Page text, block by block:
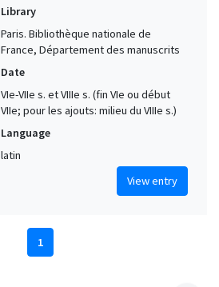
Library
Paris. Bibliothèque nationale de
France, Département des manuscrits
Date
VIe-VIIe s. et VIIIe s. (fin VIe ou début
VIIe; pour les ajouts: milieu du VIIIe s.)
Language
latin
View entry
1